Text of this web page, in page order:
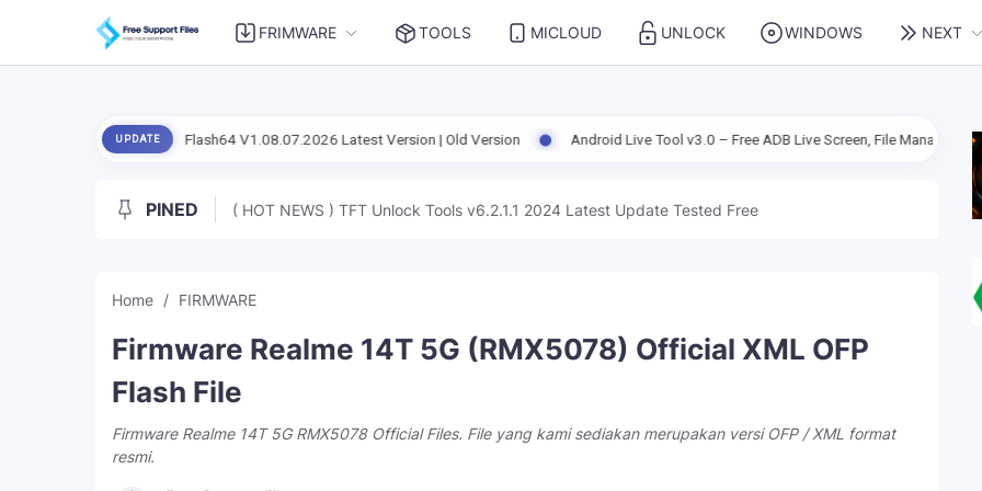
FRIMWARE TOOLS MICLOUD UNLOCK WINDOWS NEXT
UPDATE
Flash Flash64 V1.08.07.2026 Latest Version | Old Version Android Live Tool v3.0 – Free ADB Live Screen, File Manager & Device
PINED ( HOT NEWS ) TFT Unlock Tools v6.2.1.1 2024 Latest Update Tested Free
Home FIRMWARE
Firmware Realme 14T 5G (RMX5078) Official XML OFP
Flash File
Firmware Realme 14T 5G RMX5078 Official Files. File yang kami sediakan merupakan versi OFP / XML format
resmi.